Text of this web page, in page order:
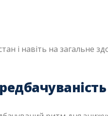
і навіть на загальне